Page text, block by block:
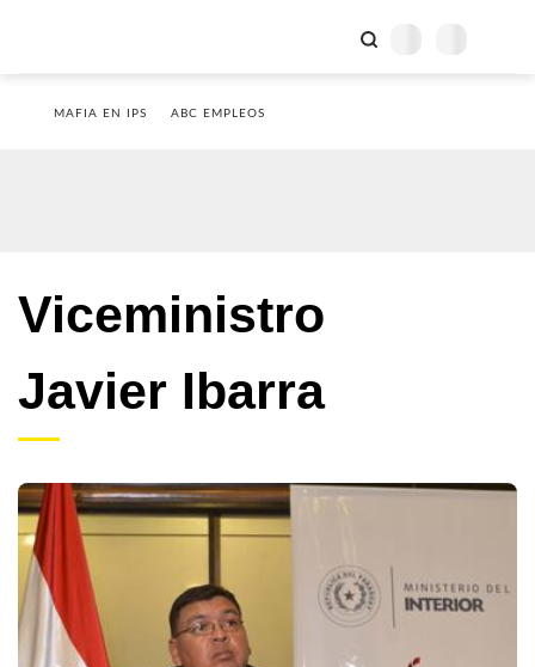
MAFIA EN IPS ABC EMPLEOS
Viceministro
Javier Ibarra